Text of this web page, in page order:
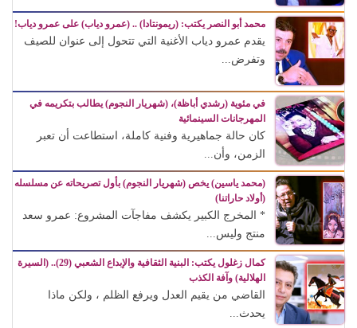
محمد أبو النصر يكتب: (ريمونتادا) .. (عمرو دياب) على عمرو دياب!
يقدم عمرو دياب الأغنية التي تتحول إلى عنوان للصيف
وتفرض...
في مئوية (رشدي أباظة)، (شهريار النجوم) يطالب بتكريمه في
المهرجانات السينمائية
كان حالة جماهيرية وفنية كاملة، استطاعت أن تعبر
الزمن، وأن...
(محمد ياسين) يخص (شهريار النجوم) بأول تصريحاته عن مسلسله
(أولاد حاراتنا)
* المخرج الكبير يكشف مفاجآت المشروع: عمرو سعد
منتج وليس...
كمال زغلول يكتب: البنية الثقافية والإبداع الشعبي (29).. (السيرة
الهلالية) وآفة الكذب
القاضي من يقيم العدل ويرفع الظلم ، ولكن ماذا
يحدث...